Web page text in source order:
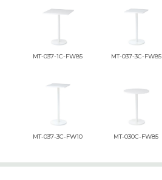
MT-037-1C-FW85 MT-037-3C-FW85
MT-037-3C-FW10 MT-030C-FW85